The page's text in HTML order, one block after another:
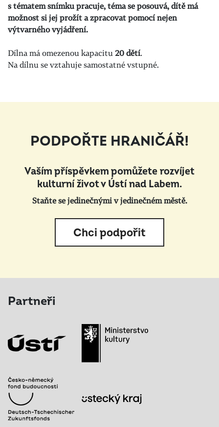
s tématem snímku pracuje, téma se posouvá, dítě má
možnost si jej prožít a zpracovat pomocí nejen
výtvarného vyjádření.
Dílna má omezenou kapacitu 20 dětí.
Na dílnu se vztahuje samostatné vstupné.
PODPOŘTE HRANIČÁŘ!
Vaším příspěvkem pomůžete rozvíjet
kulturní život v Ústí nad Labem.
Staňte se jedinečnými v jedinečném městě.
Chci podpořit
Partneři